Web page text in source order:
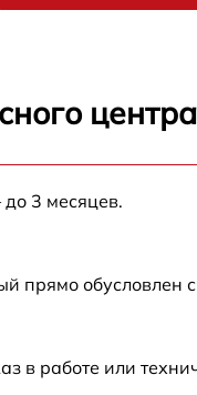
3 месяцев.
прямо
в работе или